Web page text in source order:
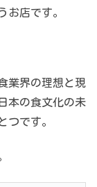
お店です。
業界の理想と現
本の食文化の未
つです。